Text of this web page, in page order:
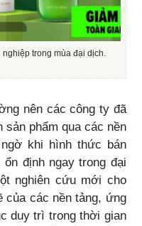
trong mùa đại dịch.
nên các công ty đã
sản phẩm qua các nền
khi hình thức bán
định ngay trong đại
nghiên cứu mới cho
của các nền tảng, ứng
duy trì trong thời gian